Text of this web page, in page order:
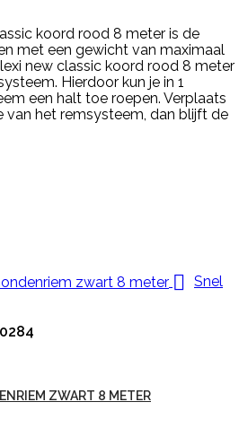
koord rood 8 meter is de
met een gewicht van maximaal
new classic koord rood 8 meter
Hierdoor kun je in 1
een halt toe roepen. Verplaats
van het remsysteem, dan blijft de
 Snel
ZWART 8 METER